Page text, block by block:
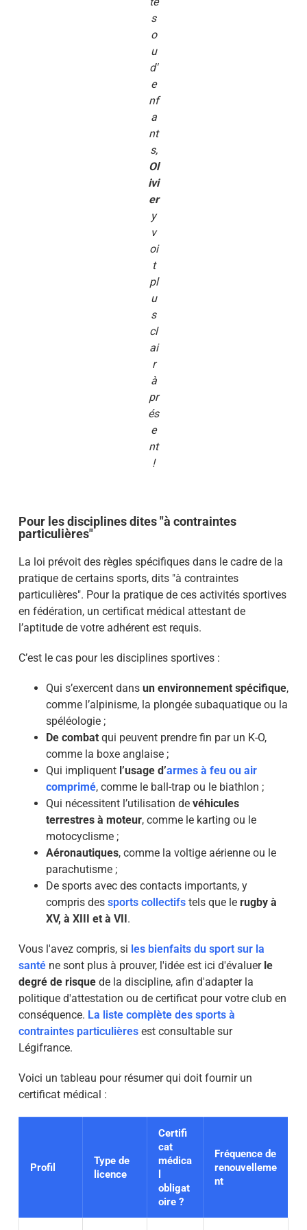
s
o
u
d'
e
nf
a
nt
s,
Ol
ivi
er
y
v
oi
t
pl
u
s
cl
ai
r
à
pr
és
e
nt
!
Pour les disciplines dites "à contraintes
particulières"
La loi prévoit des règles spécifiques dans le cadre de la
pratique de certains sports, dits "à contraintes
particulières". Pour la pratique de ces activités sportives
en fédération, un certificat médical attestant de
l’aptitude de votre adhérent est requis.
C’est le cas pour les disciplines sportives :
Qui s’exercent dansun environnement spécifique,
comme l’alpinisme, la plongée subaquatique ou la
spéléologie ;
De combatqui peuvent prendre fin par un K-O,
comme la boxe anglaise ;
Qui impliquent l’usage d’armes à feu ou air
comprimé, comme le ball-trap ou le biathlon ;
Qui nécessitent l’utilisation devéhicules
terrestres à moteur, comme le karting ou le
motocyclisme ;
Aéronautiques, comme la voltige aérienne ou le
parachutisme ;
De sports avec des contacts importants, y
compris des sports collectifstels que lerugby à
XV, à XIII et à VII.
Vous l'avez compris, si les bienfaits du sport sur la
santéne sont plus à prouver, l'idée est ici d'évaluer le
degré de risquede la discipline, afin d'adapter la
politique d'attestation ou de certificat pour votre club en
conséquence. La liste complète des sports à
contraintes particulièresest consultable sur
Légifrance.
Voici un tableau pour résumer qui doit fournir un
certificat médical :
Profil
Type de
licence
Certifi
cat
médica
obligat
oire ?
Fréquence de
renouvelleme
nt